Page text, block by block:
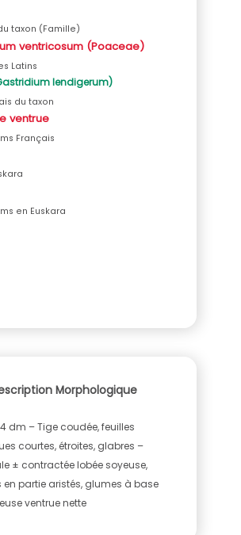
taxon (Famille)
ventricosum (Poaceae)
Latins
lendigerum)
du taxon
ventrue
Français
en Euskara
Morphologique
dm – Tige coudée, feuilles
courtes, étroites, glabres –
± contractée lobée soyeuse,
en partie aristés, glumes à base
ventrue nette